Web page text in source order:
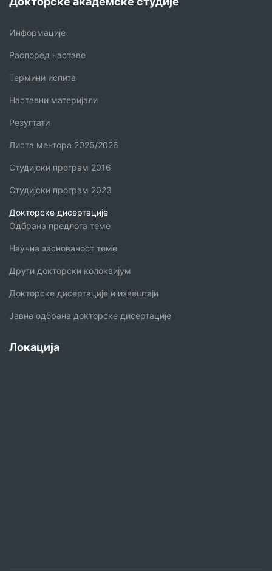
Информације
Распоред наставе
Термини испита
Наставни материјали
Резултати
Листа ментора 2025/2026
Студијски програм 2016
Студијски програм 2023
Докторске дисертације
Одбрана предлога теме
Научна заснованост теме
Други докторски колоквијум
Докторске дисертације и извештаји
Јавна одбрана докторске дисертације
Локација